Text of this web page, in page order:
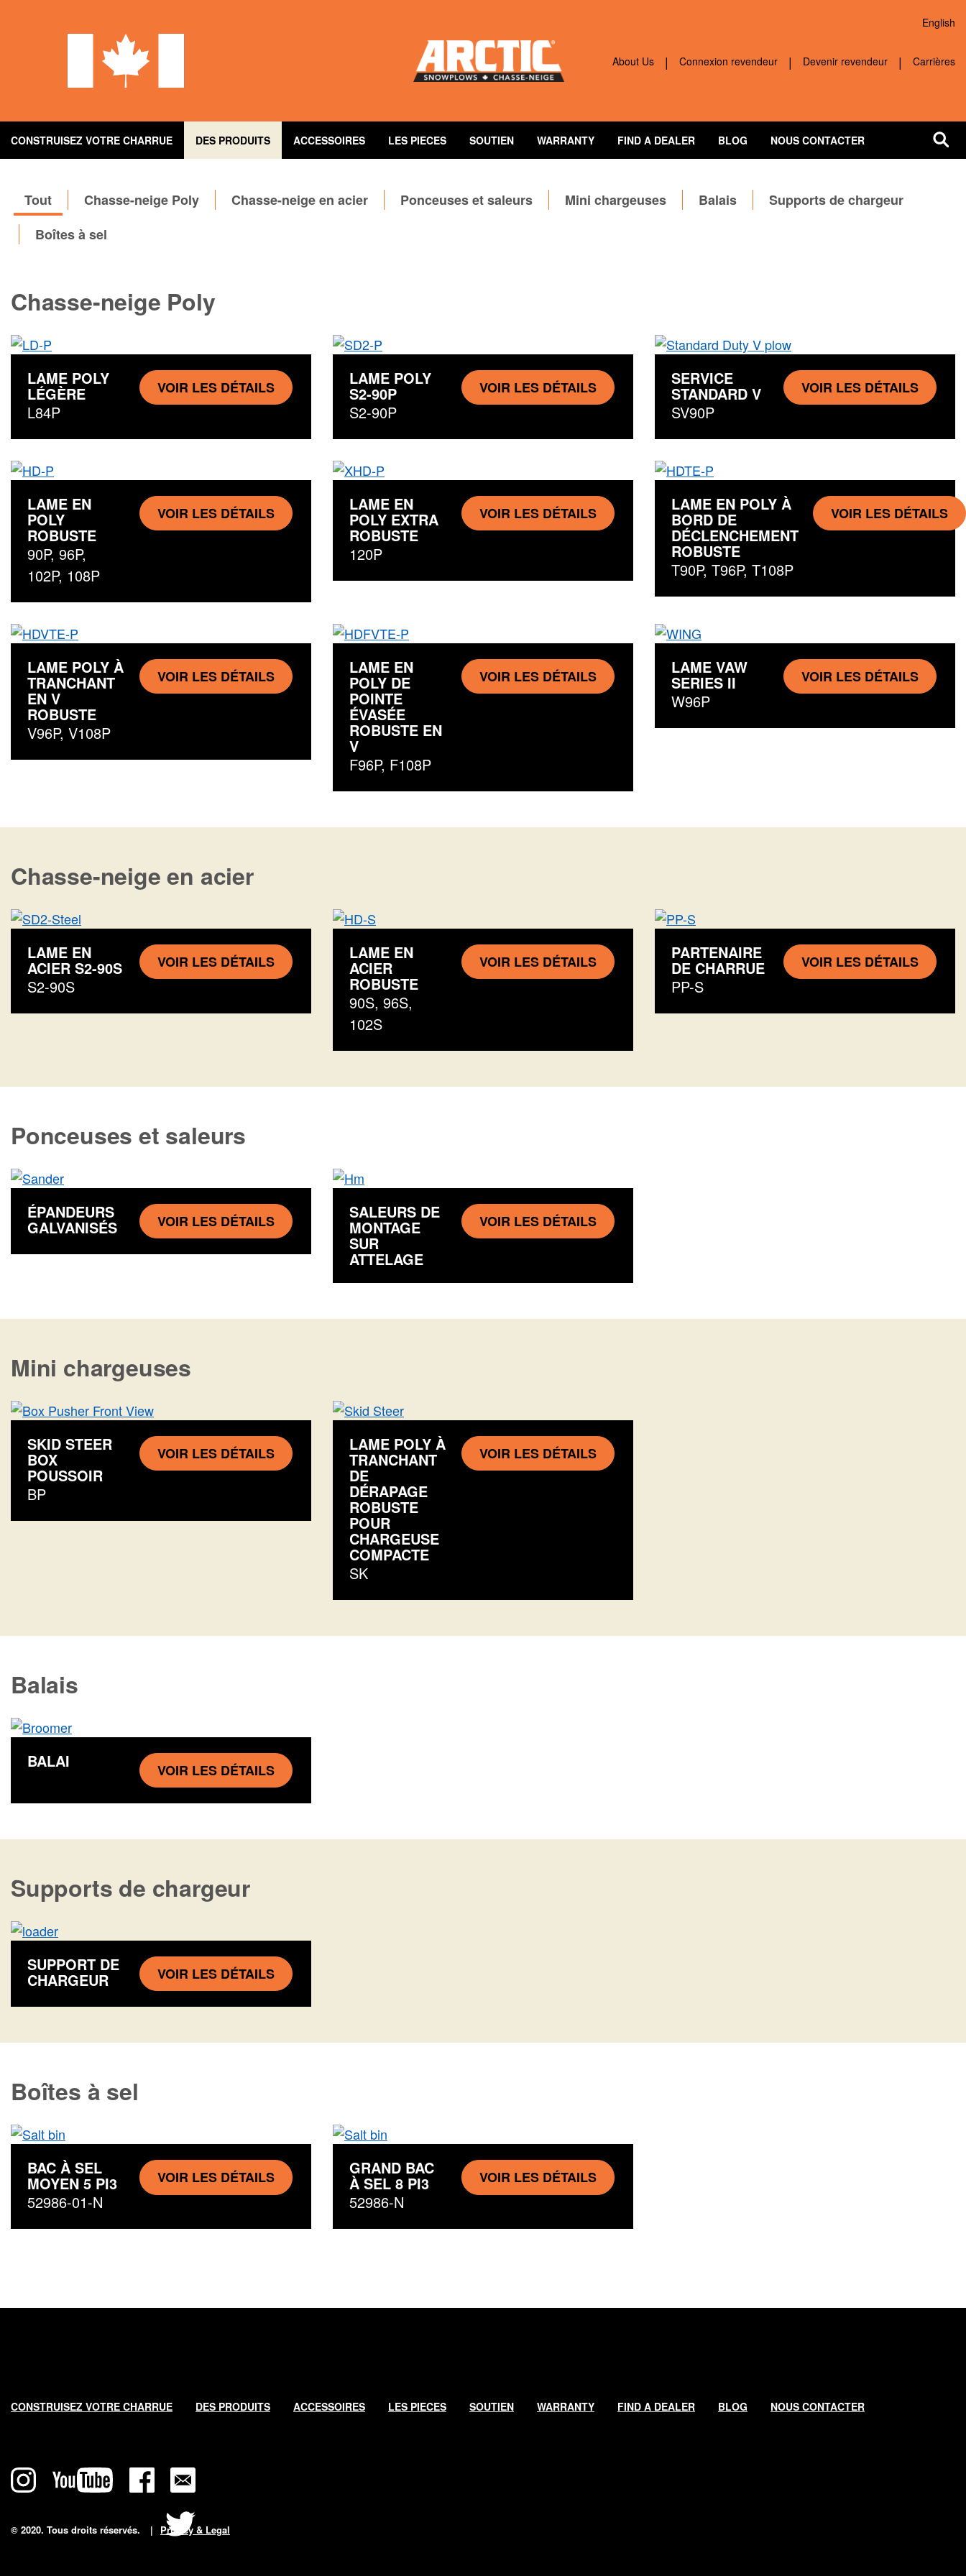
Quick navigation
About Us Connexion revendeur Devenir revendeur Carrières
English
CONSTRUISEZ VOTRE CHARRUE DES PRODUITS ACCESSOIRES LES PIECES SOUTIEN WARRANTY FIND A DEALER BLOG NOUS CONTACTER
Tout Chasse-neige Poly Chasse-neige en acier Ponceuses et saleurs Mini chargeuses Balais
Supports de chargeur
Boîtes à sel
Chasse-neige Poly
LAME POLY
LÉGÈRE
L84P
VOIR LES DÉTAILS LAME POLY
S2-90P
S2-90P
VOIR LES DÉTAILS SERVICE
STANDARD V
SV90P
VOIR LES DÉTAILS
LAME EN
POLY
ROBUSTE
90P, 96P,
102P, 108P
VOIR LES DÉTAILS LAME EN
POLY EXTRA
ROBUSTE
120P
VOIR LES DÉTAILS LAME EN POLY À
BORD DE
DÉCLENCHEMENT
ROBUSTE
T90P, T96P, T108P
VOIR LES DÉTAILS
LAME POLY À
TRANCHANT
EN V
ROBUSTE
V96P, V108P
VOIR LES DÉTAILS LAME EN
POLY DE
POINTE
ÉVASÉE
ROBUSTE EN
V
F96P, F108P
VOIR LES DÉTAILS LAME VAW
SERIES II
W96P
VOIR LES DÉTAILS
Chasse-neige en acier
LAME EN
ACIER S2-90S
S2-90S
VOIR LES DÉTAILS LAME EN
ACIER
ROBUSTE
90S, 96S,
102S
VOIR LES DÉTAILS PARTENAIRE
DE CHARRUE
PP-S
VOIR LES DÉTAILS
Ponceuses et saleurs
ÉPANDEURS
GALVANISÉS VOIR LES DÉTAILS SALEURS DE
MONTAGE
SUR
ATTELAGE
VOIR LES DÉTAILS
Mini chargeuses
SKID STEER
BOX
POUSSOIR
BP
VOIR LES DÉTAILS LAME POLY À
TRANCHANT
DE
DÉRAPAGE
ROBUSTE
POUR
CHARGEUSE
COMPACTE
SK
VOIR LES DÉTAILS
Balais
BALAI VOIR LES DÉTAILS
Supports de chargeur
SUPPORT DE
CHARGEUR VOIR LES DÉTAILS
Boîtes à sel
BAC À SEL
MOYEN 5 PI3
52986-01-N
VOIR LES DÉTAILS GRAND BAC
À SEL 8 PI3
52986-N
VOIR LES DÉTAILS
CONSTRUISEZ VOTRE CHARRUE DES PRODUITS ACCESSOIRES LES PIECES SOUTIEN WARRANTY FIND A DEALER BLOG NOUS CONTACTER
© 2020. Tous droits réservés. Privacy & Legal